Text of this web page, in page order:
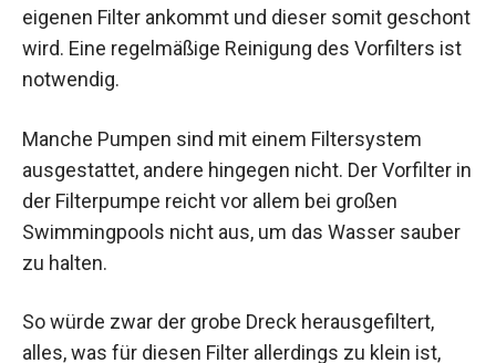
eigenen Filter ankommt und dieser somit geschont
wird. Eine regelmäßige Reinigung des Vorfilters ist
notwendig.
Manche Pumpen sind mit einem Filtersystem
ausgestattet, andere hingegen nicht. Der Vorfilter in
der Filterpumpe reicht vor allem bei großen
Swimmingpools nicht aus, um das Wasser sauber
zu halten.
So würde zwar der grobe Dreck herausgefiltert,
alles, was für diesen Filter allerdings zu klein ist,